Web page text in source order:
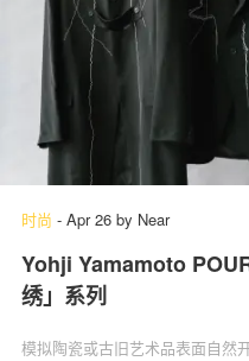
时尚 - Apr 26 by Near
Yohji Yamamoto
绣」系列
模拟陶瓷或古旧艺术品表面自然